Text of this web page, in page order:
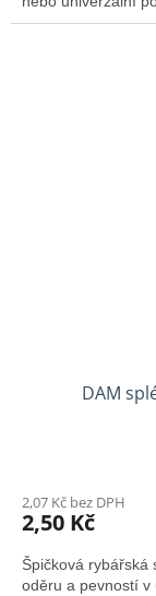
DAM
2,07 Kč bez DPH
2,50 Kč
Špičková rybářská
oděru a pevností v